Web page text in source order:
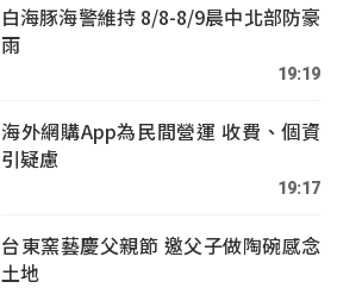
白海豚海警維持 8/8-8/9晨中北部防豪
雨
19:19
海外網購App為民間營運 收費、個資
引疑慮
19:17
台東窯藝慶父親節 邀父子做陶碗感念
土地